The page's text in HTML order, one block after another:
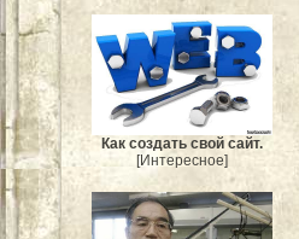
Как создать свой сайт.
[Интересное]